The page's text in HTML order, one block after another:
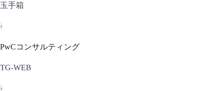
玉手箱
›
PwCコンサルティング
TG-WEB
›